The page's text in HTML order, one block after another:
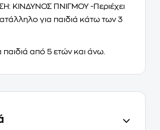
ΚΙΝΔΥΝΟΣ ΠΝΙΓΜΟΥ -Περιέχει
για παιδιά κάτω των 3
από 5 ετών και άνω.